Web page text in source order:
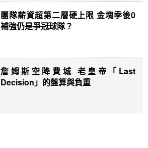
團隊薪資超第二層硬上限 金塊季後0
補強仍是爭冠球隊？
詹姆斯空降費城 老皇帝「Last
Decision」的盤算與負重